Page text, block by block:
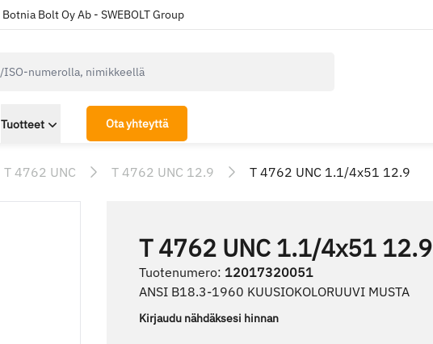
Botnia Bolt Oy Ab - SWEBOLT Group
Tuotteet Ota yhteyttä
T 4762 UNC T 4762 UNC 12.9 T 4762 UNC 1.1/4x51 12.9
T 4762 UNC 1.1/4x51 12.9
Tuotenumero: 12017320051
ANSI B18.3-1960 KUUSIOKOLORUUVI MUSTA
Kirjaudu nähdäksesi hinnan